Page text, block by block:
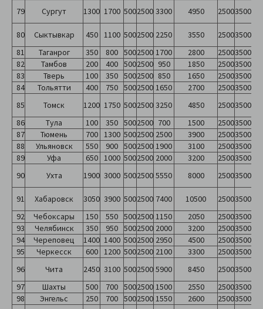
79
Сургут 1300 1700 5002500 3300 4950 25003500
80 Сыктывкар 450 1100 5002500 2250 3550 25003500
81
Таганрог 350 800 5002500 1700 2800 25003500
82
Тамбов 200 400 5002500 950 1850 25003500
83
Тверь 100 350 5002500 850 1650 25003500
84
Тольятти 400 750 5002500 1650 2700 25003500
85
Томск 1200 1750 5002500 3250 4850 25003500
86
Тула 100 350 5002500 700 1500 25003500
87
Тюмень 700 1300 5002500 2500 3900 25003500
88
Ульяновск 550 900 5002500 1900 3100 25003500
89
Уфа 650 1000 5002500 2000 3200 25003500
90
Ухта 1900 3000 5002500 5550 8000 25003500
91 Хабаровск 3050 3900 5002500 7400 10500 25003500
92
Чебоксары 150 550 5002500 1150 2050 25003500
93
Челябинск 350 950 5002500 2000 3200 25003500
94
Череповец 1400 1400 5002500 2950 4500 25003500
95
Черкесск 600 1200 5002500 2100 3300 25003500
96
Чита 2450 3100 5002500 5900 8450 25003500
97
Шахты 500 700 5002500 1500 2550 25003500
98
Энгельс 250 700 5002500 1550 2600 25003500